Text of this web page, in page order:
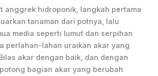
anggrek hidroponik, langkah pertama
tanaman dari potnya, lalu
media seperti lumut dan serpihan
perlahan-lahan uraikan akar yang
akar dengan baik, dan dengan
bagian akar yang berubah